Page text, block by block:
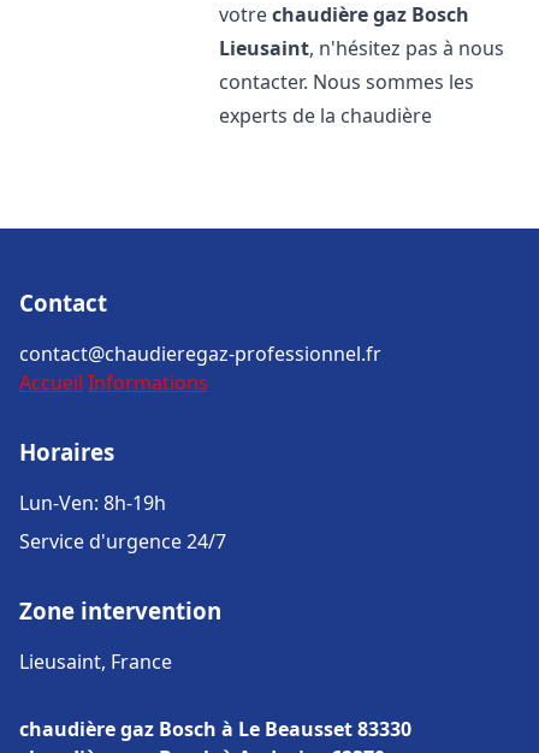
votrechaudière gaz Bosch
Lieusaint, n'hésitez pas à nous
contacter. Nous sommes les
experts de la chaudière
Contact
contact@chaudieregaz-professionnel.fr
Accueil Informations
Horaires
Lun-Ven: 8h-19h
Service d'urgence 24/7
Zone intervention
Lieusaint, France
chaudière gaz Bosch à Le Beausset 83330